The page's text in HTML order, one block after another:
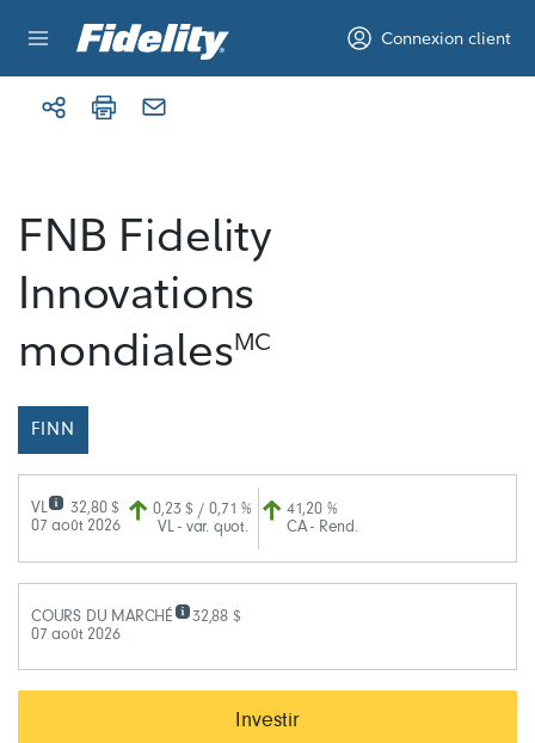
Connexion client
FNB Fidelity
Innovations
mondialesMC
FINN
VL
32,80 $
07 août 2026
0,23 $ / 0,71 %
VL - var. quot.
41,20 %
CA - Rend.
COURS DU MARCHÉ
07 août 2026
32,88 $
Investir